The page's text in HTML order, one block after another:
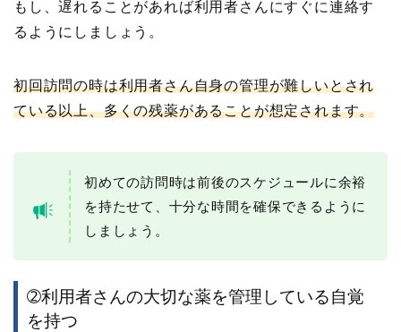
もし、遅れることがあれば利用者さんにすぐに連絡す
るようにしましょう。
初回訪問の時は利用者さん自身の管理が難しいとされ
ている以上、多くの残薬があることが想定されます。
初めての訪問時は前後のスケジュールに余裕
を持たせて、十分な時間を確保できるように
しましょう。
➁利用者さんの大切な薬を管理している自覚
を持つ